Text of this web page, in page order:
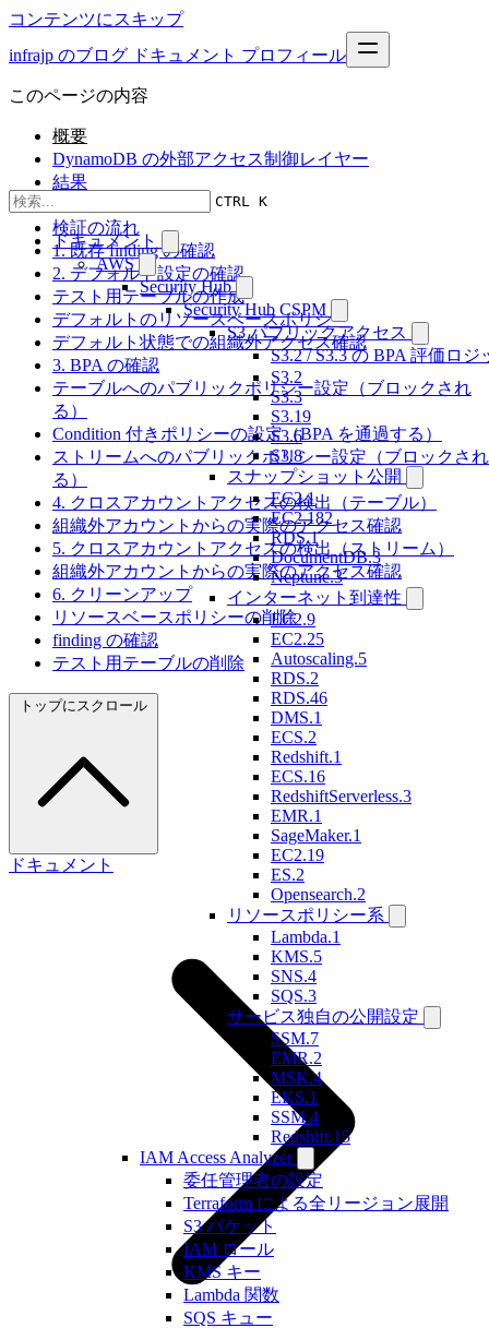
コンテンツにスキップ
infrajp のブログ ドキュメント プロフィール
CTRL K
ドキュメント
AWS
Security Hub
Security Hub CSPM
S3 パブリックアクセス
S3.2 / S3.3 の BPA 評価ロジ
S3.2
S3.3
S3.19
S3.6
S3.8
スナップショット公開
EC2.1
EC2.182
RDS.1
DocumentDB.3
Neptune.3
インターネット到達性
EC2.9
EC2.25
Autoscaling.5
RDS.2
RDS.46
DMS.1
ECS.2
Redshift.1
ECS.16
RedshiftServerless.3
EMR.1
SageMaker.1
EC2.19
ES.2
Opensearch.2
リソースポリシー系
Lambda.1
KMS.5
SNS.4
SQS.3
サービス独自の公開設定
SSM.7
EMR.2
MSK.4
EKS.1
SSM.4
Redshift.15
IAM Access Analyzer
委任管理者の設定
Terraform による全リージョン展開
S3 バケット
IAM ロール
KMS キー
Lambda 関数
SQS キュー
このページの内容
概要
DynamoDB の外部アクセス制御レイヤー
結果
検証環境
検証の流れ
1. 既存 finding の確認
2. デフォルト設定の確認
テスト用テーブルの作成
デフォルトのリソースベースポリシー
デフォルト状態での組織外アクセス確認
3. BPA の確認
テーブルへのパブリックポリシー設定（ブロックされ
る）
Condition 付きポリシーの設定（BPA を通過する）
ストリームへのパブリックポリシー設定（ブロックされ
る）
4. クロスアカウントアクセスの検出（テーブル）
組織外アカウントからの実際のアクセス確認
5. クロスアカウントアクセスの検出（ストリーム）
組織外アカウントからの実際のアクセス確認
6. クリーンアップ
リソースベースポリシーの削除
finding の確認
テスト用テーブルの削除
トップにスクロール
ドキュメント